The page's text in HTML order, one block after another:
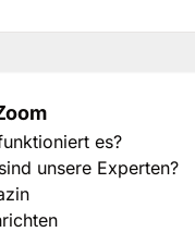
es?
unsere Experten?